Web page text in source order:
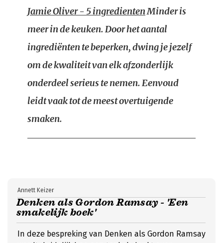
Jamie Oliver - 5 ingredientenMinder is
meer in de keuken. Door het aantal
ingrediënten te beperken, dwing je jezelf
om de kwaliteit van elk afzonderlijk
onderdeel serieus te nemen. Eenvoud
leidt vaak tot de meest overtuigende
smaken.
Denken als Gordon Ramsay - 'Een
smakelijk boek'
Annett Keizer
In deze bespreking van Denken als Gordon Ramsay